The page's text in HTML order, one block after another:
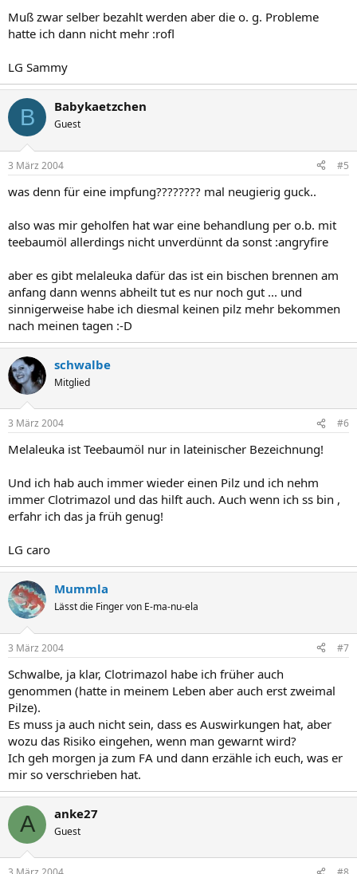
Muß zwar selber bezahlt werden aber die o. g. Probleme
hatte ich dann nicht mehr :rofl
LG Sammy
B Babykaetzchen
Guest
3 März 2004 #5
was denn für eine impfung???????? mal neugierig guck..
also was mir geholfen hat war eine behandlung per o.b. mit
teebaumöl allerdings nicht unverdünnt da sonst :angryfire
aber es gibt melaleuka dafür das ist ein bischen brennen am
anfang dann wenns abheilt tut es nur noch gut ... und
sinnigerweise habe ich diesmal keinen pilz mehr bekommen
nach meinen tagen :-D
schwalbe
Mitglied
3 März 2004 #6
Melaleuka ist Teebaumöl nur in lateinischer Bezeichnung!
Und ich hab auch immer wieder einen Pilz und ich nehm
immer Clotrimazol und das hilft auch. Auch wenn ich ss bin ,
erfahr ich das ja früh genug!
LG caro
Mummla
Lässt die Finger von E-ma-nu-ela
3 März 2004 #7
Schwalbe, ja klar, Clotrimazol habe ich früher auch
genommen (hatte in meinem Leben aber auch erst zweimal
Pilze).
Es muss ja auch nicht sein, dass es Auswirkungen hat, aber
wozu das Risiko eingehen, wenn man gewarnt wird?
Ich geh morgen ja zum FA und dann erzähle ich euch, was er
mir so verschrieben hat.
A anke27
Guest